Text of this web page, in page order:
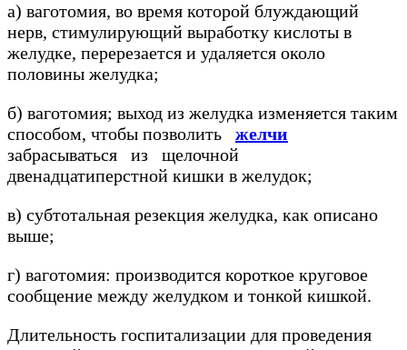
а) ваготомия, во время которой блуждающий
нерв, стимулирующий выработку кислоты в
желудке, перерезается и удаляется около
половины желудка;
б) ваготомия; выход из желудка изменяется таким
способом, чтобы позволить желчи
забрасываться из щелочной
двенадцатиперстной кишки в желудок;
в) субтотальная резекция желудка, как описано
выше;
г) ваготомия: производится короткое круговое
сообщение между желудком и тонкой кишкой.
Длительность госпитализации для проведения